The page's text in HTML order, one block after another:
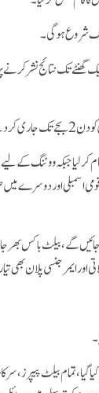
ہونے کے ایک گھنٹے تک نتائج
بیلٹ باکس میں قومی اسمبلی
رکھے جائیں گے، بیلٹ
اور ایمرجنسی پلان بھی
گیا، تمام بیلٹ